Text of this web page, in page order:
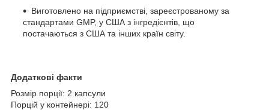
Виготовлено на підприємстві, зареєстрованому за
стандартами GMP, у США з інгредієнтів, що
постачаються з США та інших країн світу.
Додаткові факти
Розмір порції: 2 капсули
Порцій у контейнері: 120